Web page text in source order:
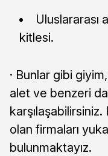
Uluslararası
kitlesi.
· Bunlar gibi
alet ve benzeri
olan firmaları
bulunmaktayız.